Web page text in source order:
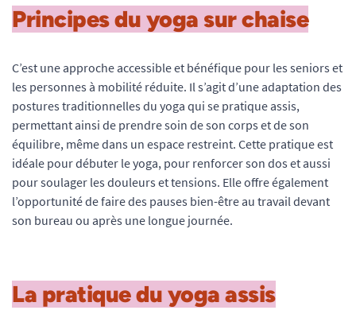
Principes du yoga sur chaise
C’est une approche accessible et bénéfique pour les seniors et
les personnes à mobilité réduite. Il s’agit d’une adaptation des
postures traditionnelles du yoga qui se pratique assis,
permettant ainsi de prendre soin de son corps et de son
équilibre, même dans un espace restreint. Cette pratique est
idéale pour débuter le yoga, pour renforcer son dos et aussi
pour soulager les douleurs et tensions. Elle offre également
l’opportunité de faire des pauses bien-être au travail devant
son bureau ou après une longue journée.
La pratique du yoga assis